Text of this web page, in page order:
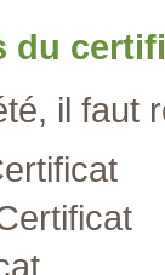
du
il